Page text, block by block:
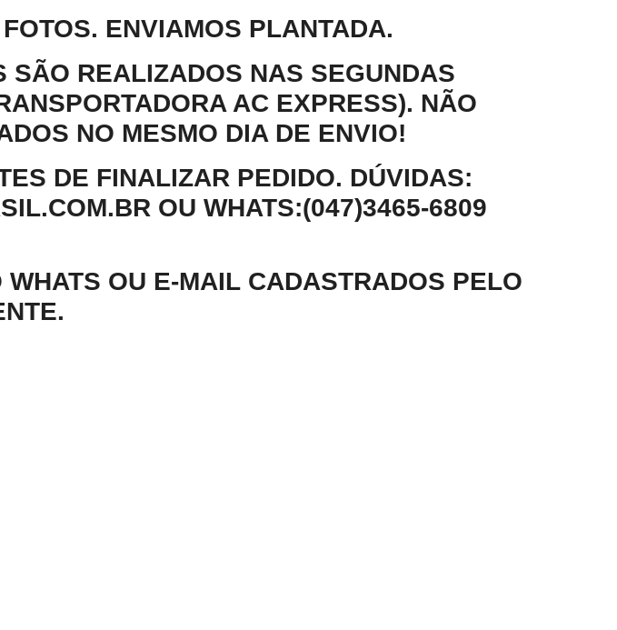
ENVIAMOS PLANTADA.
SÃO REALIZADOS NAS SEGUNDAS
AC EXPRESS). NÃO
NO MESMO DIA DE ENVIO!
DE FINALIZAR PEDIDO. DÚVIDAS:
OU WHATS:(047)3465-6809
OU E-MAIL CADASTRADOS PELO